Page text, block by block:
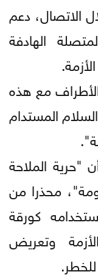
الاتصال، دعم
الهادفة
مع هذه
المستدام
الملاحة
محذرا من
كورقة
وتعريض